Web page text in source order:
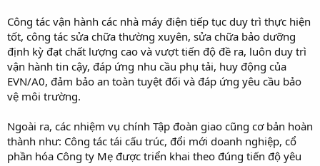
Công tác vận hành các nhà máy điện tiếp tục duy trì thực hiện
tốt, công tác sửa chữa thường xuyên, sửa chữa bảo dưỡng
định kỳ đạt chất lượng cao và vượt tiến độ đề ra, luôn duy trì
vận hành tin cậy, đáp ứng nhu cầu phụ tải, huy động của
EVN/A0, đảm bảo an toàn tuyệt đối và đáp ứng yêu cầu bảo
vệ môi trường.
Ngoài ra, các nhiệm vụ chính Tập đoàn giao cũng cơ bản hoàn
thành như: Công tác tái cấu trúc, đổi mới doanh nghiệp, cổ
phần hóa Công ty Mẹ được triển khai theo đúng tiến độ yêu